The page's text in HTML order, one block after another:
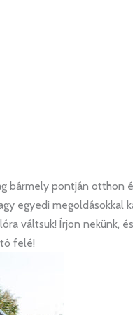
bármely pontján otthon
egyedi megoldásokkal
váltsuk! Írjon nekünk,
felé!